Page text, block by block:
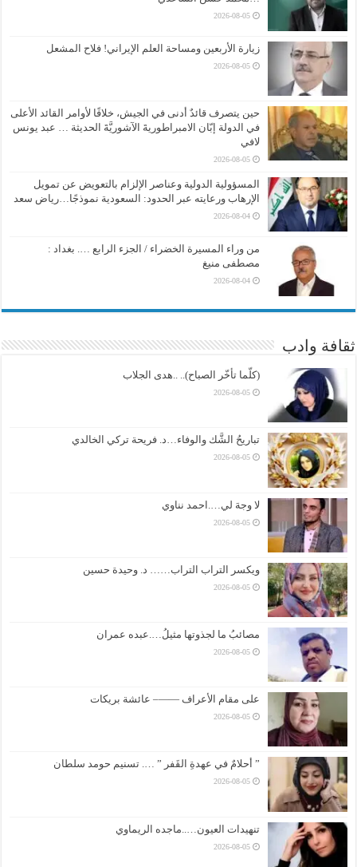
2026-08-05
زيارة الأربعين ومساحة العلم الإيراني! فلاح المشعل
2026-08-05
حين يتصرف قائدٌ أدنى في الجيش، خلافًا لأوامر القائد الأعلى
في الدولة إبّان الامبراطوريةَ الآشوريَّةَ الحديثة … عبد يونس
لافي
2026-08-05
المسؤولية الدولية وعناصر الإلزام بالتعويض عن تمويل
الإرهاب ورعايته عبر الحدود: السعودية نموذجًا…رياض سعد
2026-08-04
من وراء المسيرة الخضراء / الجزء الرابع …. بغداد :
مصطفى منيغ
2026-08-04
ثقافة وادب
(كلّما تأخّر الصباح).. ..هدى الجلاب
2026-08-05
تباريحُ الشَّك والوفاء…د. فريحة تركي الخالدي
2026-08-05
لا وجهَ لي….احمد نناوي
2026-08-05
ويكسر التراب التراب…… د. وحيدة حسين
2026-08-05
مصائبُ ما لجذوتها مثيلُ….عبده عمران
2026-08-05
على مقام الأعراف ——– عائشة بريكات
2026-08-05
” أحلامٌ في عهدةِ القَفر ” …. تسنيم حومد سلطان
2026-08-05
تنهيدات العيون…..ماجده الريماوي
2026-08-05